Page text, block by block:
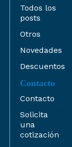
Todos los
posts
Otros
Novedades
Descuentos
Contacto
Contacto
Solicita
una
cotización